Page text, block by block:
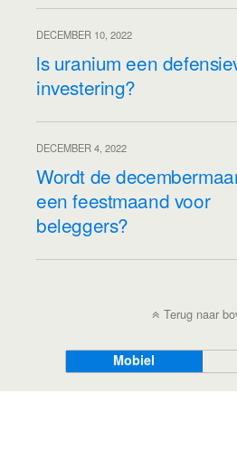
DECEMBER 10, 2022
ls uranium een
investering?
DECEMBER 4, 2022
Wordt de
een feestmaand voor
beleggers?
Terug naar
Mobiel